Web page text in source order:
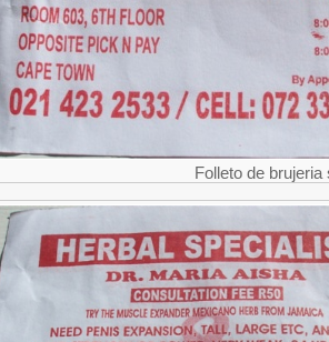
Folleto de brujeria